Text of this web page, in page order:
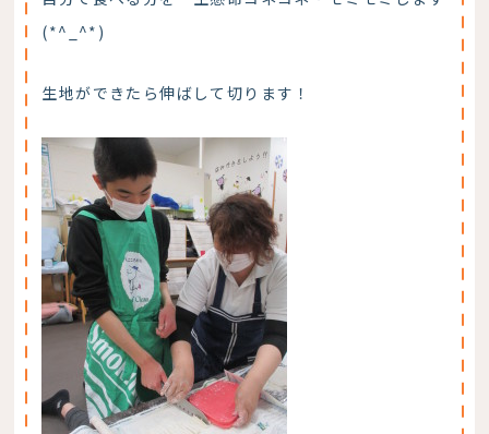
(*^_^*)
生地ができたら伸ばして切ります！